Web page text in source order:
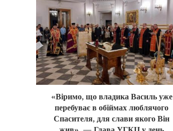
«Віримо, що владика Василь уже
перебуває в обіймах люблячого
Спасителя, для слави якого Він